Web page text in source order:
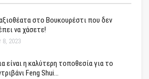
στο Βουκουρέστι που δεν
να χάσετε!
8, 2023
είναι η καλύτερη τοποθεσία για το
Feng Shui…